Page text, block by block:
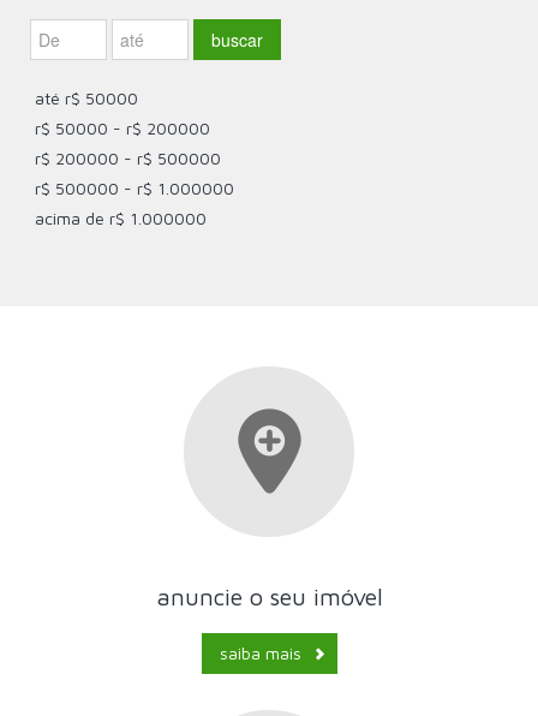
até r$ 50000
r$ 50000 - r$ 200000
r$ 200000 - r$ 500000
r$ 500000 - r$ 1.000000
acima de r$ 1.000000
anuncie o seu imóvel
saiba mais